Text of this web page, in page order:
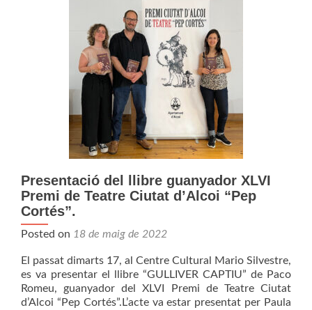
Presentació del llibre guanyador XLVI
Premi de Teatre Ciutat d’Alcoi “Pep
Cortés”.
Posted on 18 de maig de 2022
El passat dimarts 17, al Centre Cultural Mario Silvestre,
es va presentar el llibre “GULLIVER CAPTIU” de Paco
Romeu, guanyador del XLVI Premi de Teatre Ciutat
d’Alcoi “Pep Cortés”.L’acte va estar presentat per Paula